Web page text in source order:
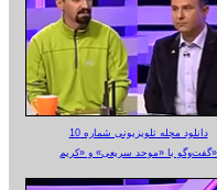
دانلود مجله تلویزیونی شماره 10
گفت‌وگو با «موحد سریعی» و «کریم»